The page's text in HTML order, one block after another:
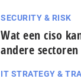
SECURITY & RISK
Wat een ciso
andere sectoren
IT STRATEGY &